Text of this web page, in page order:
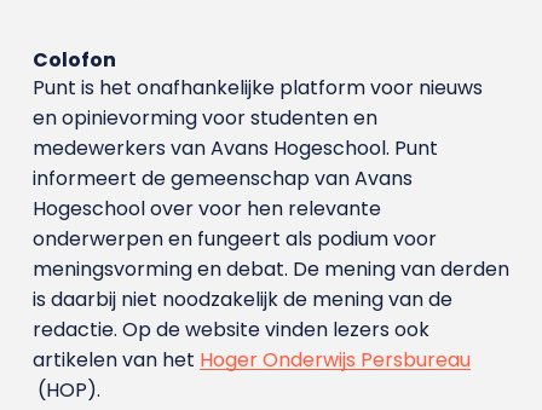
Colofon
Punt is het onafhankelijke platform voor nieuws
en opinievorming voor studenten en
medewerkers van Avans Hoge­school. Punt
informeert de gemeenschap van Avans
Hogeschool over voor hen relevante
onderwerpen en fungeert als podium voor
meningsvorming en debat. De mening van derden
is daarbij niet noodzakelijk de mening van de
redactie. Op de website vinden lezers ook
artikelen van het Hoger Onderwijs Persbureau
(HOP).